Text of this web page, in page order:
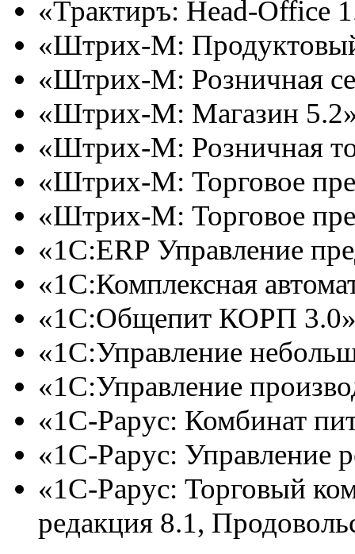
«Трактиръ: Head-Office
«Штрих-М:
«Штрих-М: Розничная
«Штрих-М: Магазин
«Штрих-М: Розничная
«Штрих-М: Торговое
«Штрих-М: Торговое
«1С:ERP Управление
«1С:Комплексная
«1С:Общепит КОРП
«1С:Управление
«1С:Управление
«1С-Рарус: Комбинат
«1С-Рарус: Управление
«1С-Рарус: Торговый
редакция 8.1,